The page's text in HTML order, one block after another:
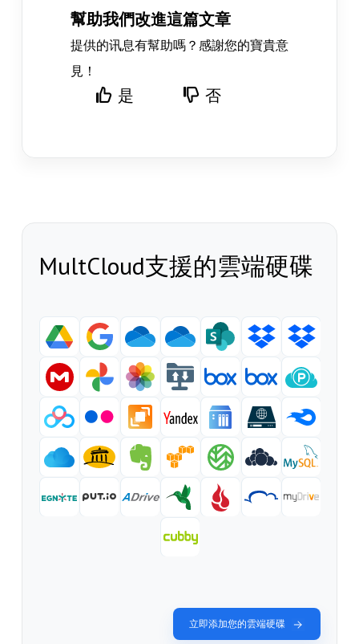
幫助我們改進這篇文章
提供的讯息有幫助嗎？感謝您的寶貴意
見！
是 否
MultCloud支援的雲端硬碟
立即添加您的雲端硬碟